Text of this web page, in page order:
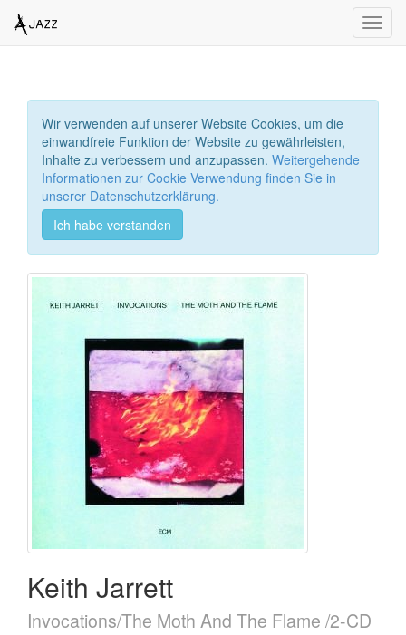
Wir verwenden auf unserer Website Cookies, um die
einwandfreie Funktion der Website zu gewährleisten,
Inhalte zu verbessern und anzupassen. Weitergehende
Informationen zur Cookie Verwendung finden Sie in
unserer Datenschutzerklärung.
Ich habe verstanden
Keith Jarrett
Invocations/The Moth And The Flame /2-CD